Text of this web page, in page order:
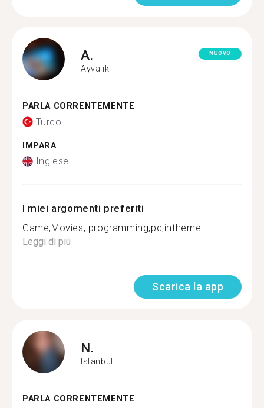
A.
Ayvalık
NUOVO
PARLA CORRENTEMENTE
Turco
IMPARA
Inglese
I miei argomenti preferiti
Game,Movies, programming,pc,intherne...
Leggi di più
Scarica la app
N.
Istanbul
PARLA CORRENTEMENTE